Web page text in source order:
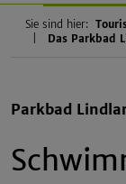
Sie sind hier:
Das Parkbad
Parkbad